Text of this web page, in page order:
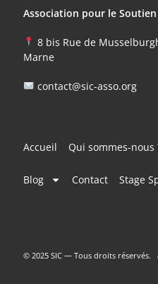
Association pour le
8 bis Rue de
Marne
contact@sic-asso.org
Accueil Qui sommes-nous
Blog Contact Stage
© 2025 SIC — Tous droits réservés.